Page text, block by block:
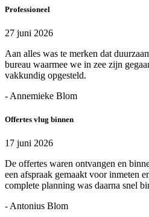
Professioneel
27 juni 2026
Aan alles was te merken dat
bureau waarmee we in zee zijn
vakkundig opgesteld.
- Annemieke Blom
Offertes vlug binnen
17 juni 2026
De offertes waren ontvangen en
een afspraak gemaakt voor inmeten
complete planning was daarna snel
- Antonius Blom